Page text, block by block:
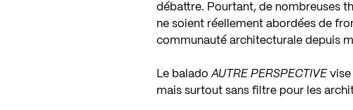
débattre. Pourtant, de nombreuses
ne soient réellement abordées de
communauté architecturale depuis
Le baladoAUTRE PERSPECTIVE vise
mais surtout sans filtre pour les